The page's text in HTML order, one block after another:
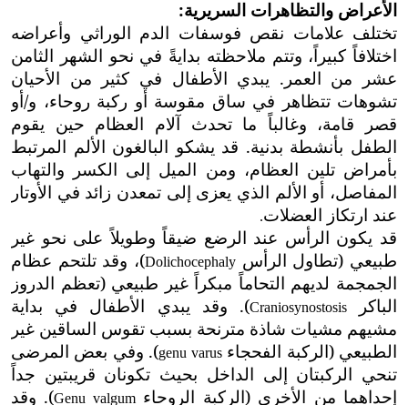
الأعراض والتظاهرات السريرية:
تختلف علامات نقص فوسفات الدم الوراثي وأعراضه
اختلافاً كبيراً، وتتم ملاحظته بدايةً في نحو الشهر الثامن
عشر من العمر. يبدي الأطفال في كثير من الأحيان
تشوهات تتظاهر في ساق مقوسة أو ركبة روحاء، و/أو
قصر قامة، وغالباً ما تحدث آلام العظام حين يقوم
الطفل بأنشطة بدنية. قد يشكو البالغون الألم المرتبط
بأمراض تلين العظام، ومن الميل إلى الكسر والتهاب
المفاصل، أو الألم الذي يعزى إلى تمعدن زائد في الأوتار
عند ارتكاز العضلات.
قد يكون الرأس عند الرضع ضيقاً وطويلاً على نحو غير
طبيعي (تطاول الرأس Dolichocephaly)، وقد تلتحم عظام
الجمجمة لديهم التحاماً مبكراً غير طبيعي (تعظم الدروز
الباكرCraniosynostosis). وقد يبدي الأطفال في بداية
مشيهم مشيات شاذة مترنحة بسبب تقوس الساقين غير
الطبيعي (الركبة الفحجاءgenu varus). وفي بعض المرضى
تنحي الركبتان إلى الداخل بحيث تكونان قريبتين جداً
إحداهما من الأخرى (الركبة الروحاءGenu valgum). وقد